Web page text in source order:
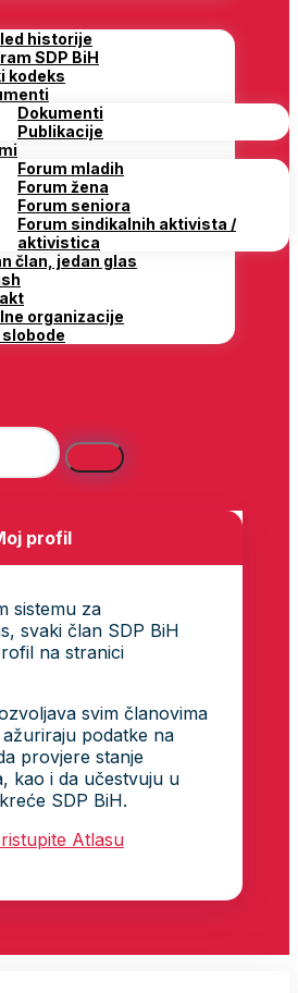
historije
SDP BiH
kodeks
Dokumenti
Publikacije
Forum mladih
Forum žena
Forum seniora
Forum sindikalnih aktivista /
aktivistica
član, jedan glas
organizacije
slobode
profil
sistemu za
svaki član SDP BiH
na stranici
svim članovima
podatke na
provjere stanje
kao i da učestvuju u
SDP BiH.
Atlasu